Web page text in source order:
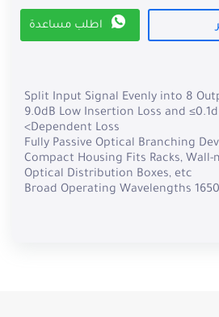
اطلب مساعدة
Split Input Signal Evenly into 8
9.0dB Low Insertion Loss and
Dependent Loss>
Fully Passive Optical Branching
.Compact Housing Fits Racks,
Optical Distribution Boxes, etc